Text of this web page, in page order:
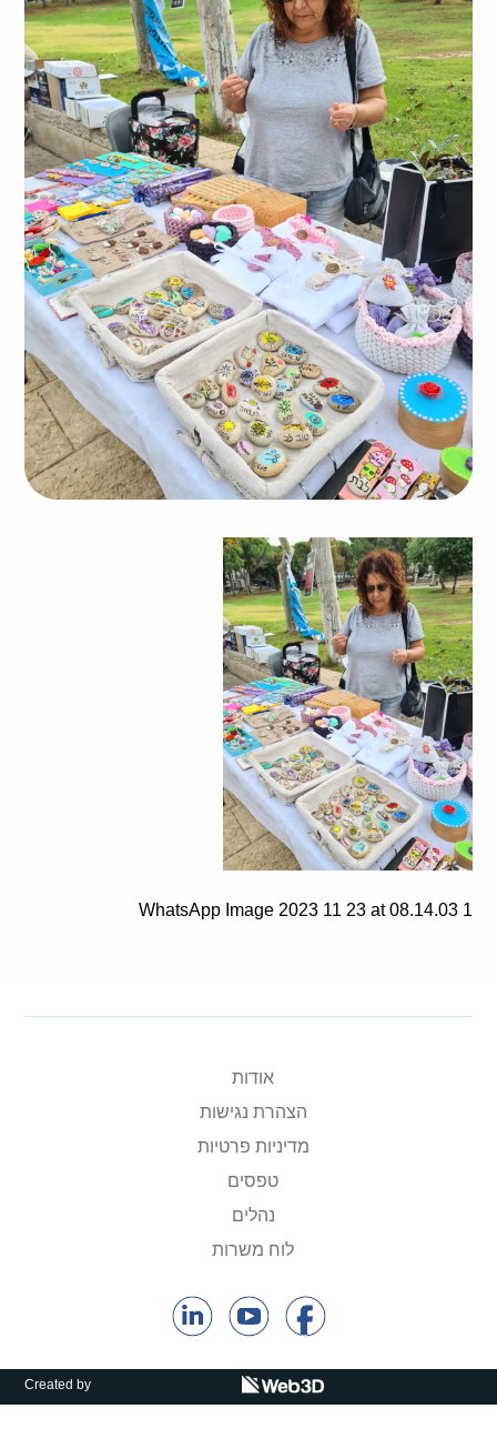
WhatsApp Image 2023 11 23 at 08.14.03 1
אודות
הצהרת נגישות
מדיניות פרטיות
טפסים
נהלים
לוח משרות
Created by